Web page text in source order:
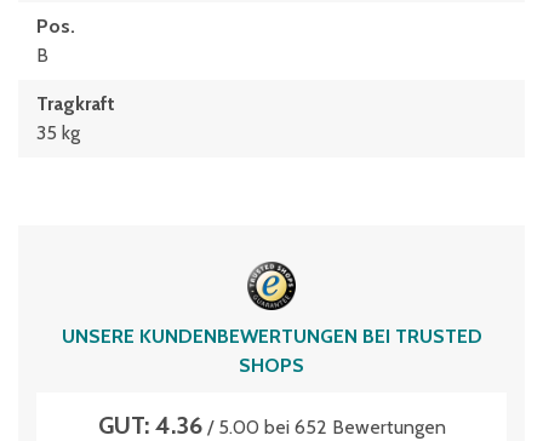
Pos.
B
Tragkraft
35 kg
UNSERE KUNDENBEWERTUNGEN BEI TRUSTED
SHOPS
GUT: 4.36/ 5.00 bei 652 Bewertungen